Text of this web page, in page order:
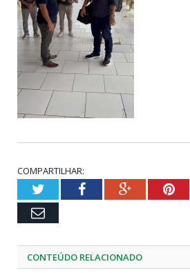
COMPARTILHAR:
TwitterFacebookGoogle+
Email
CONTEÚDO RELACIONADO